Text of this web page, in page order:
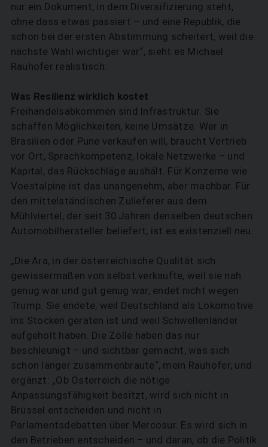
nur ein Dokument, in dem Diversifizierung steht,
ohne dass etwas passiert – und eine Republik, die
schon bei der ersten Abstimmung scheitert, weil die
nächste Wahl wichtiger war“, sieht es Michael
Rauhofer realistisch.
Was Resilienz wirklich kostet
Freihandelsabkommen sind Infrastruktur. Sie
schaffen Möglichkeiten, keine Umsätze. Wer in
Brasilien oder Pune verkaufen will, braucht Vertrieb
vor Ort, Sprachkompetenz, lokale Netzwerke – und
Kapital, das Rückschläge aushält. Für Konzerne wie
Voestalpine ist das unangenehm, aber machbar. Für
den mittelständischen Zulieferer aus dem
Mühlviertel, der seit 30 Jahren denselben deutschen
Automobilhersteller beliefert, ist es existenziell neu.
„Die Ära, in der österreichische Qualität sich
gewissermaßen von selbst verkaufte, weil sie nah
genug war und gut genug war, endet nicht wegen
Trump. Sie endete, weil Deutschland als Lokomotive
ins Stocken geraten ist und weil Schwellenländer
aufgeholt haben. Die Zölle haben das nur
beschleunigt – und sichtbar gemacht, was sich
schon länger zusammenbraute“, mein Rauhofer, und
ergänzt: „Ob Österreich die nötige
Anpassungsfähigkeit besitzt, wird sich nicht in
Brüssel entscheiden und nicht in
Parlamentsdebatten über Mercosur. Es wird sich in
den Betrieben entscheiden – und daran, ob die Politik